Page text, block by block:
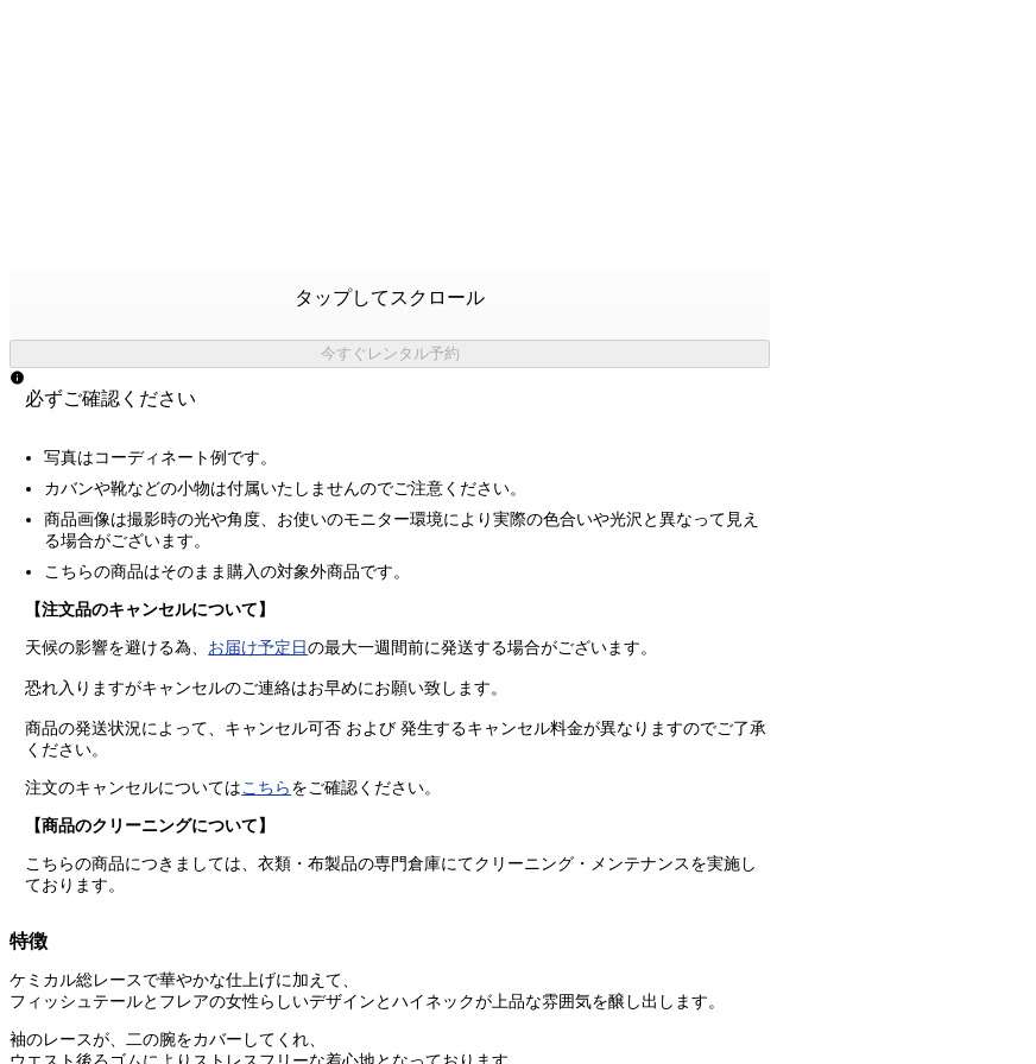
タップしてスクロール
今すぐレンタル予約
必ずご確認ください
写真はコーディネート例です。
カバンや靴などの小物は付属いたしませんのでご注意ください。
商品画像は撮影時の光や角度、お使いのモニター環境により実際の色合いや光沢と異なって見え
る場合がございます。
こちらの商品はそのまま購入の対象外商品です。
【注文品のキャンセルについて】
天候の影響を避ける為、 お届け予定日の最大一週間前に発送する場合がございます。
恐れ入りますがキャンセルのご連絡はお早めにお願い致します。
商品の発送状況によって、キャンセル可否 および 発生するキャンセル料金が異なりますのでご了承
ください。
注文のキャンセルについてはこちら をご確認ください。
【商品のクリーニングについて】
こちらの商品につきましては、衣類・布製品の専門倉庫にてクリーニング・メンテナンスを実施し
ております。
特徴
ケミカル総レースで華やかな仕上げに加えて、
フィッシュテールとフレアの女性らしいデザインとハイネックが上品な雰囲気を醸し出します。
袖のレースが、二の腕をカバーしてくれ、